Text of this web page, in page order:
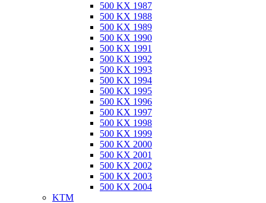
500 KX 1987
500 KX 1988
500 KX 1989
500 KX 1990
500 KX 1991
500 KX 1992
500 KX 1993
500 KX 1994
500 KX 1995
500 KX 1996
500 KX 1997
500 KX 1998
500 KX 1999
500 KX 2000
500 KX 2001
500 KX 2002
500 KX 2003
500 KX 2004
KTM